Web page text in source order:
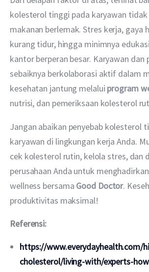
kolesterol tinggi pada karyawan tidak
makanan berlemak. Stres kerja, gaya
kurang tidur, hingga minimnya
kantor berperan besar. Karyawan dan
sebaiknya berkolaborasi aktif dalam
kesehatan jantung melalui program
nutrisi, dan pemeriksaan kolesterol
Jangan abaikan penyebab kolesterol
karyawan di lingkungan kerja Anda.
cek kolesterol rutin, kelola stres, dan
perusahaan Anda untuk
wellness bersama Good Doctor.
produktivitas maksimal!
Referensi:
https://www.everydayhealth.com/
cholesterol/living-with/experts-